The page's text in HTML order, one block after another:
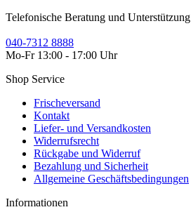
Telefonische Beratung und Unterstützung
040-7312 8888
Mo-Fr 13:00 - 17:00 Uhr
Shop Service
Frischeversand
Kontakt
Liefer- und Versandkosten
Widerrufsrecht
Rückgabe und Widerruf
Bezahlung und Sicherheit
Allgemeine Geschäftsbedingungen
Informationen